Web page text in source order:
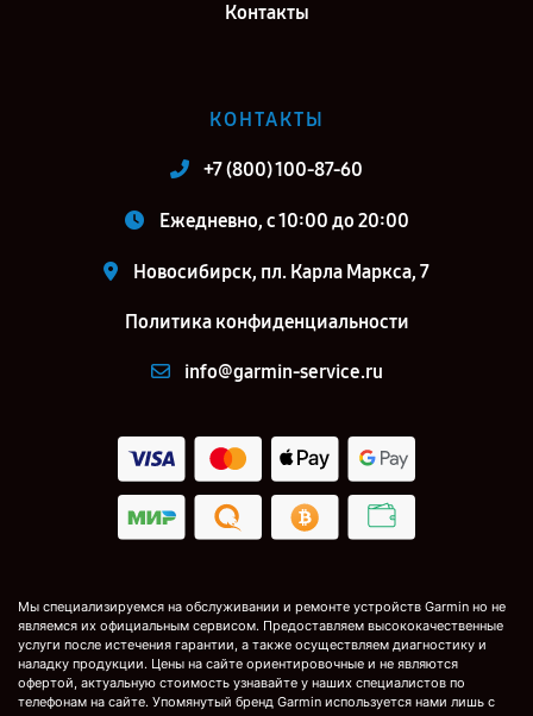
Контакты
КОНТАКТЫ
+7 (800) 100-87-60
Ежедневно, с 10:00 до 20:00
Новосибирск, пл. Карла Маркса, 7
Политика конфиденциальности
info@garmin-service.ru
Мы специализируемся на обслуживании и ремонте устройств Garmin но не
являемся их официальным сервисом. Предоставляем высококачественные
услуги после истечения гарантии, а также осуществляем диагностику и
наладку продукции. Цены на сайте ориентировочные и не являются
офертой, актуальную стоимость узнавайте у наших специалистов по
телефонам на сайте. Упомянутый бренд Garmin используется нами лишь с